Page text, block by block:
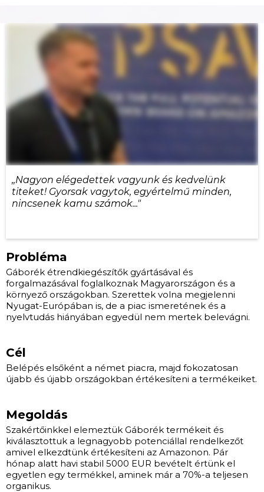
Probléma
Gáborék étrendkiegészítők gyártásával és
forgalmazásával foglalkoznak Magyarországon és a
környező országokban. Szerettek volna megjelenni
Nyugat-Európában is, de a piac ismeretének és a
nyelvtudás hiányában egyedül nem mertek belevágni.
Cél
Belépés elsőként a német piacra, majd fokozatosan
újabb és újabb országokban értékesíteni a termékeiket.
Megoldás
Szakértőinkkel elemeztük Gáborék termékeit és
kiválasztottuk a legnagyobb potenciállal rendelkezőt
amivel elkezdtünk értékesíteni az Amazonon. Pár
hónap alatt havi stabil 5000 EUR bevételt értünk el
egyetlen egy termékkel, aminek már a 70%-a teljesen
organikus.
,,Nagyon elégedettek vagyunk és kedvelünk
titeket! Gyorsak vagytok, egyértelmű minden,
nincsenek kamu számok..."